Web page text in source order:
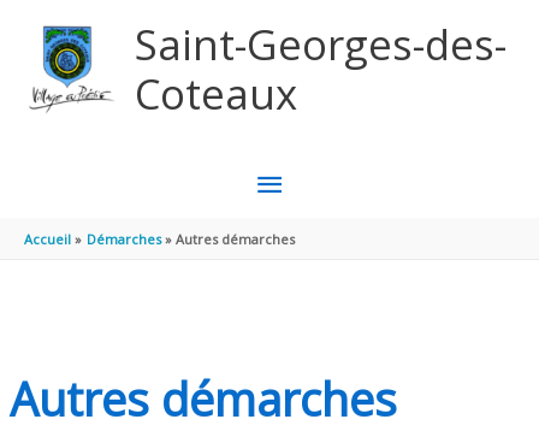
Saint-Georges-des-
Coteaux
MENU
PRINCIPAL
Accueil Démarches Autres démarches
Autres démarches